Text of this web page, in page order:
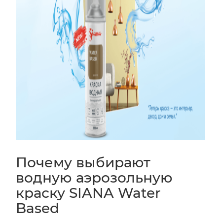
Почему выбирают
водную аэрозольную
краску SIANA Water
Based